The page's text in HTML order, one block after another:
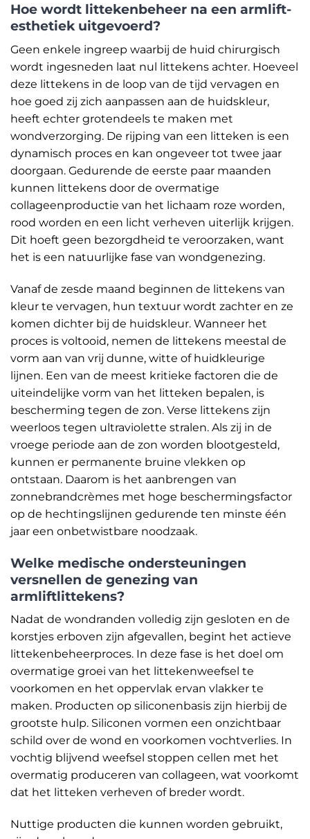
Hoe wordt littekenbeheer na een armlift-
esthetiek uitgevoerd?
Geen enkele ingreep waarbij de huid chirurgisch
wordt ingesneden laat nul littekens achter. Hoeveel
deze littekens in de loop van de tijd vervagen en
hoe goed zij zich aanpassen aan de huidskleur,
heeft echter grotendeels te maken met
wondverzorging. De rijping van een litteken is een
dynamisch proces en kan ongeveer tot twee jaar
doorgaan. Gedurende de eerste paar maanden
kunnen littekens door de overmatige
collageenproductie van het lichaam roze worden,
rood worden en een licht verheven uiterlijk krijgen.
Dit hoeft geen bezorgdheid te veroorzaken, want
het is een natuurlijke fase van wondgenezing.
Vanaf de zesde maand beginnen de littekens van
kleur te vervagen, hun textuur wordt zachter en ze
komen dichter bij de huidskleur. Wanneer het
proces is voltooid, nemen de littekens meestal de
vorm aan van vrij dunne, witte of huidkleurige
lijnen. Een van de meest kritieke factoren die de
uiteindelijke vorm van het litteken bepalen, is
bescherming tegen de zon. Verse littekens zijn
weerloos tegen ultraviolette stralen. Als zij in de
vroege periode aan de zon worden blootgesteld,
kunnen er permanente bruine vlekken op
ontstaan. Daarom is het aanbrengen van
zonnebrandcrèmes met hoge beschermingsfactor
op de hechtingslijnen gedurende ten minste één
jaar een onbetwistbare noodzaak.
Welke medische ondersteuningen
versnellen de genezing van
armliftlittekens?
Nadat de wondranden volledig zijn gesloten en de
korstjes erboven zijn afgevallen, begint het actieve
littekenbeheerproces. In deze fase is het doel om
overmatige groei van het littekenweefsel te
voorkomen en het oppervlak ervan vlakker te
maken. Producten op siliconenbasis zijn hierbij de
grootste hulp. Siliconen vormen een onzichtbaar
schild over de wond en voorkomen vochtverlies. In
vochtig blijvend weefsel stoppen cellen met het
overmatig produceren van collageen, wat voorkomt
dat het litteken verheven of breder wordt.
Nuttige producten die kunnen worden gebruikt,